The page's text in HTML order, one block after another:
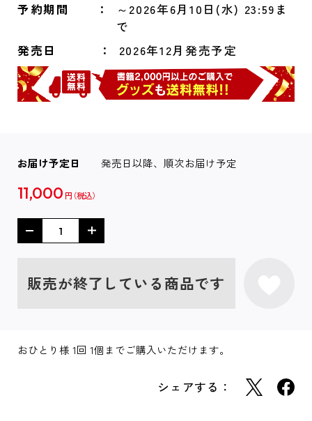
予約期間
～2026年6月10日(水) 23:59ま
で
発売日
2026年12月発売予定
お届け予定日 発売日以降、順次お届け予定
11,000 円
販売が終了している商品です
おひとり様 1回 1個までご購入いただけます。
シェアする：